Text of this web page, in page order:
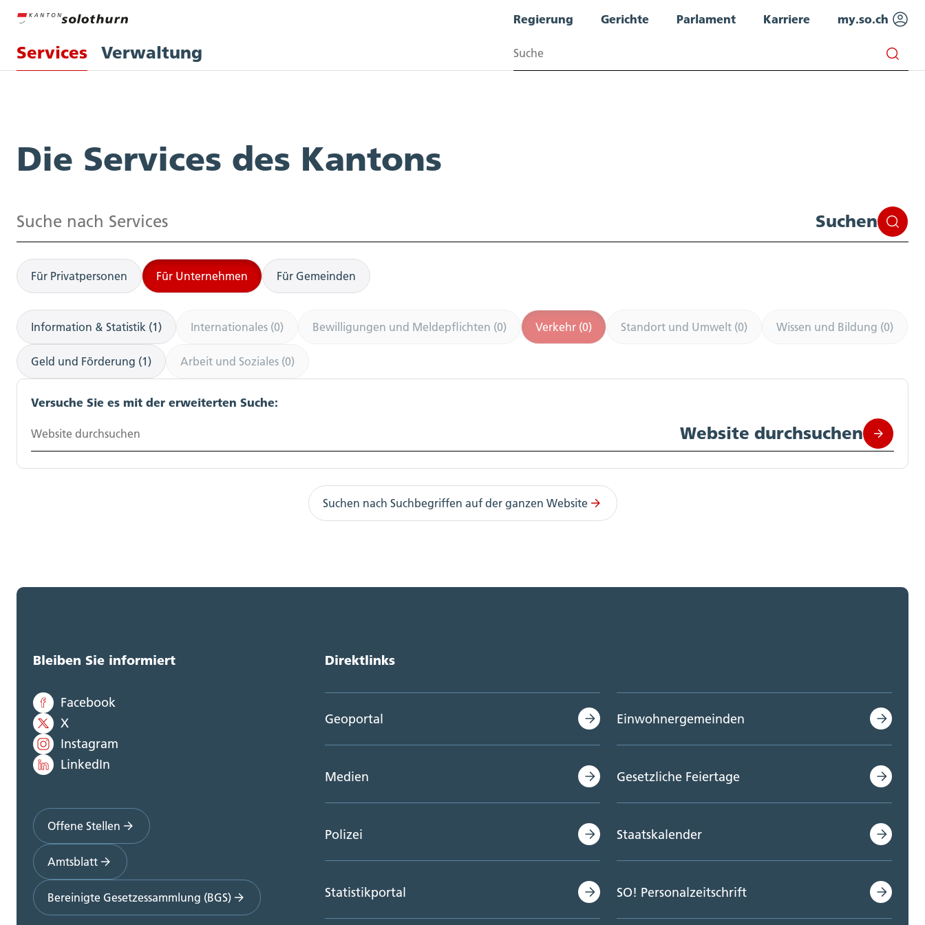
Services Verwaltung
Regierung Gerichte Parlament Karriere my.so.ch
Suchen
Die Services des Kantons
Suchen Suchen
Für Privatpersonen Für Unternehmen Für Gemeinden
Information & Statistik (1) Internationales (0) Bewilligungen und Meldepflichten (0) Verkehr (0) Standort und Umwelt (0) Wissen und Bildung (0)
Geld und Förderung (1) Arbeit und Soziales (0)
Versuche Sie es mit der erweiterten Suche:
Website durchsuchen Website durchsuchen
Suchen nach Suchbegriffen auf der ganzen Website
Bleiben Sie informiert
Facebook
X
Instagram
LinkedIn
Offene Stellen
Amtsblatt
Bereinigte Gesetzessammlung (BGS)
Direktlinks
Geoportal
Medien
Polizei
Statistikportal
Einwohnergemeinden
Gesetzliche Feiertage
Staatskalender
SO! Personalzeitschrift